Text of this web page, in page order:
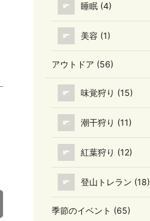
睡眠 (4)
美容 (1)
アウトドア (56)
味覚狩り (15)
潮干狩り (11)
紅葉狩り (12)
登山トレラン (18)
季節のイベント (65)